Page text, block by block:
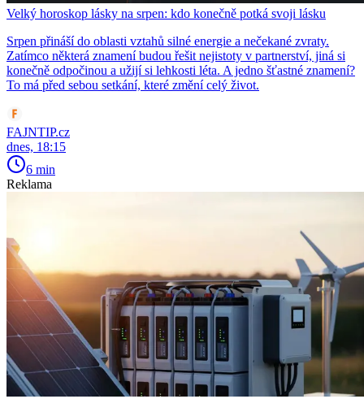
Velký horoskop lásky na srpen: kdo konečně potká svoji lásku
Srpen přináší do oblasti vztahů silné energie a nečekané zvraty.
Zatímco některá znamení budou řešit nejistoty v partnerství, jiná si
konečně odpočinou a užijí si lehkosti léta. A jedno šťastné znamení?
To má před sebou setkání, které změní celý život.
FAJNTIP.cz
dnes, 18:15
6 min
Reklama